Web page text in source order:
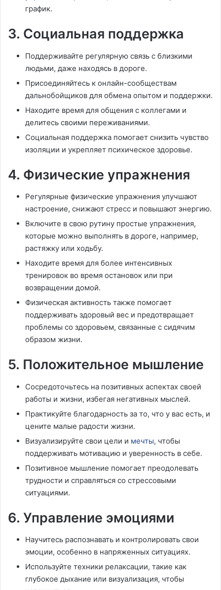
график.
3. Социальная поддержка
Поддерживайте регулярную связь с близкими
людьми, даже находясь в дороге.
Присоединяйтесь к онлайн-сообществам
дальнобойщиков для обмена опытом и поддержки.
Находите время для общения с коллегами и
делитесь своими переживаниями.
Социальная поддержка помогает снизить чувство
изоляции и укрепляет психическое здоровье.
4. Физические упражнения
Регулярные физические упражнения улучшают
настроение, снижают стресс и повышают энергию.
Включите в свою рутину простые упражнения,
которые можно выполнять в дороге, например,
растяжку или ходьбу.
Находите время для более интенсивных
тренировок во время остановок или при
возвращении домой.
Физическая активность также помогает
поддерживать здоровый вес и предотвращает
проблемы со здоровьем, связанные с сидячим
образом жизни.
5. Положительное мышление
Сосредоточьтесь на позитивных аспектах своей
работы и жизни, избегая негативных мыслей.
Практикуйте благодарность за то, что у вас есть, и
цените малые радости жизни.
Визуализируйте свои цели и мечты, чтобы
поддерживать мотивацию и уверенность в себе.
Позитивное мышление помогает преодолевать
трудности и справляться со стрессовыми
ситуациями.
6. Управление эмоциями
Научитесь распознавать и контролировать свои
эмоции, особенно в напряженных ситуациях.
Используйте техники релаксации, такие как
глубокое дыхание или визуализация, чтобы